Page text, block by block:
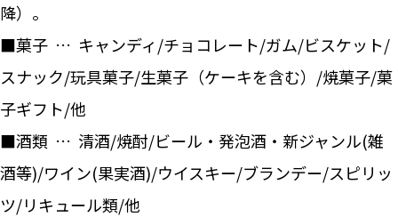
降）。
■菓子 … キャンディ/チョコレート/ガム/ビスケット/
スナック/玩具菓子/生菓子（ケーキを含む）/焼菓子/菓
子ギフト/他
■酒類 … 清酒/焼酎/ビール・発泡酒・新ジャンル(雑
酒等)/ワイン(果実酒)/ウイスキー/ブランデー/スピリッ
ツ/リキュール類/他